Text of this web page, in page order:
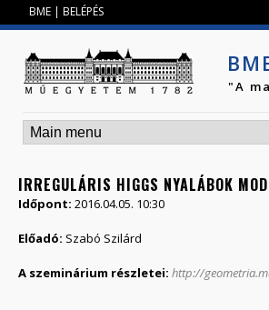
BME | BELÉPÉS
"A
IRREGULÁRIS HIGGS NYALÁBOK
Időpont: 2016.04.05. 10:30
Előadó: Szabó Szilárd
A szeminárium részletei: http://